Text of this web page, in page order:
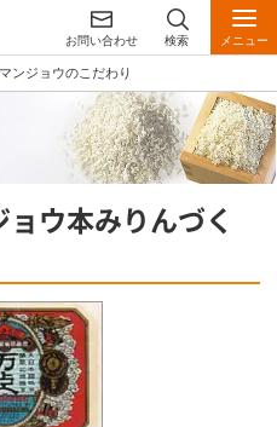
お問い合わせ 検索 メニュー
マンジョウのこだわり
ウ本みりんづく